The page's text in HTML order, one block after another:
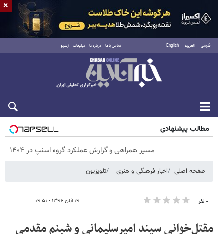
فارسی العربية English تماس با ما درباره ما تبلیغات آرشیو
شنبه ۱۷ مرداد ۱۴۰۵
مطالب پیشنهادی
مسیر همراهی و گزارش عملکرد گروه اسنپ در ۱۴۰۴
صفحه اصلی اخبار فرهنگی و هنری تلویزیون
۰ نفر ۱۹ آبان ۱۳۹۴ - ۰۹:۵۱
مقتل‌خوانی سپند امیرسلیمانی و شبنم مقدمی
×